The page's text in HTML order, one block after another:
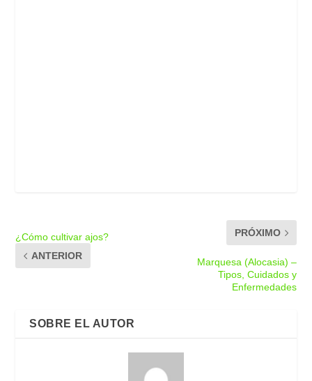
¿Cómo cultivar ajos?
ANTERIOR
PRÓXIMO
Marquesa (Alocasia) –
Tipos, Cuidados y
Enfermedades
SOBRE EL AUTOR